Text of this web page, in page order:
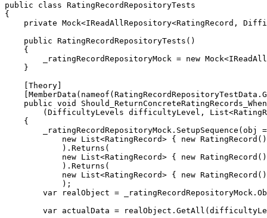
public class RatingRecordRepositoryTests
{
private Mock<IReadAllRepository<RatingRecord,
    public RatingRecordRepositoryTests()
    {
_ratingRecordRepositoryMock = new
    }
    [Theory]
public void
(DifficultyLevels difficultyLevel,
    {
_ratingRecordRepositoryMock.SetupSequence(obj
new List<RatingRecord> { new
            ).Returns(
new List<RatingRecord> { new
            ).Returns(
new List<RatingRecord> { new
            );
var realObject =
var actualData =